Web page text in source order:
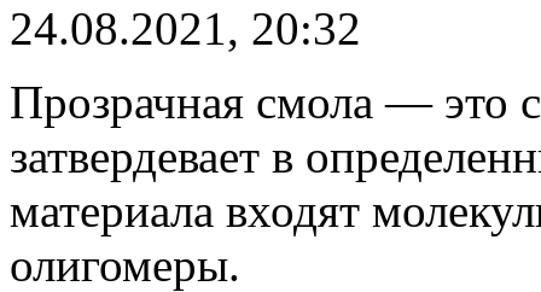
24.08.2021, 20:32
Прозрачная смола — это
затвердевает в
материала входят
олигомеры.